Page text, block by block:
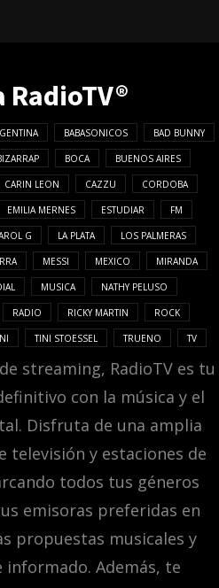
RadioTV®
BABASONICOS BAD BUNNY
BOCA BUENOS AIRES
CARIN LEON CAZZU CORDOBA
EMILIA MERNES ESTUDIAR FM
G LA PLATA LOS PALMERAS
MESSI MEXICO MIRANDA
MUSICA NATHY PELUSO
RADIO RICKY MARTIN ROCK
TINI STOESSEL TRUENO TV
streaming, RadioTV es tu
con la música y el
Disfruta de una amplia
televisión y estaciones de
todos tus géneros
emisoras preferidas en
propuestas musicales y
Además, te